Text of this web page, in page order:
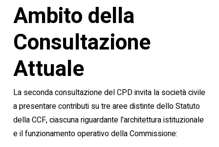
Ambito della
Consultazione
Attuale
La seconda consultazione del CPD invita la società civile
a presentare contributi su tre aree distinte dello Statuto
della CCF, ciascuna riguardante l'architettura istituzionale
e il funzionamento operativo della Commissione: